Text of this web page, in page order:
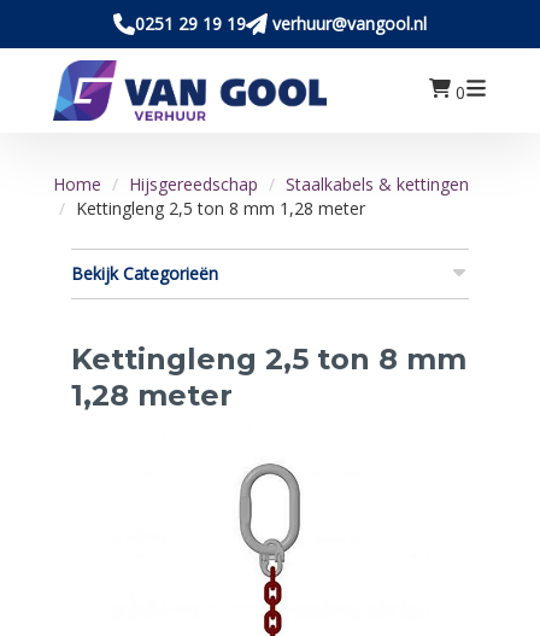
0251 29 19 19 verhuur@vangool.nl
0
Home Hijsgereedschap
Staalkabels & kettingen
Kettingleng 2,5 ton 8 mm 1,28 meter
Bekijk Categorieën
Kettingleng 2,5 ton 8 mm
1,28 meter